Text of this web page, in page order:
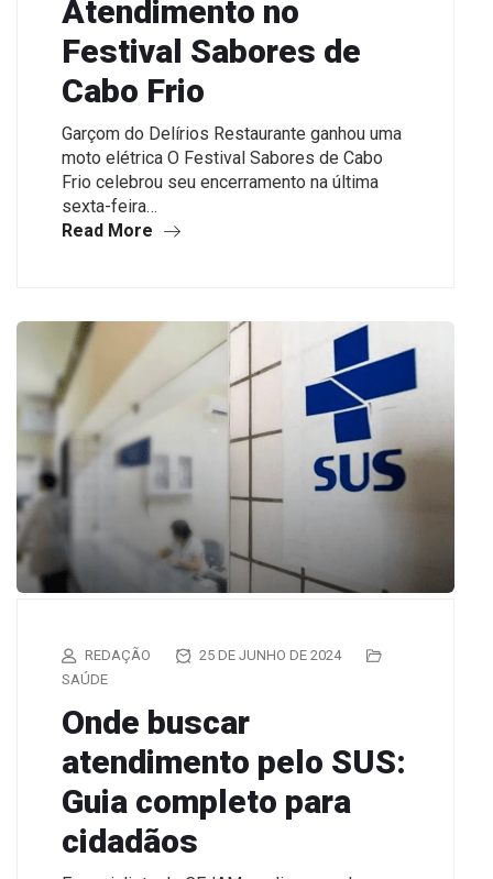
Atendimento no
Festival Sabores de
Cabo Frio
Garçom do Delírios Restaurante ganhou uma
moto elétrica O Festival Sabores de Cabo
Frio celebrou seu encerramento na última
sexta-feira…
Read More
REDAÇÃO
25 DE JUNHO DE 2024
SAÚDE
Onde buscar
atendimento pelo SUS:
Guia completo para
cidadãos